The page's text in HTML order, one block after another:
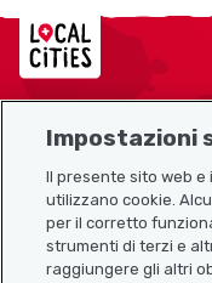
Localcities
Link utili
Impostazioni
Il presente sito web
utilizzano cookie.
per il corretto
strumenti di terzi e
raggiungere gli altri